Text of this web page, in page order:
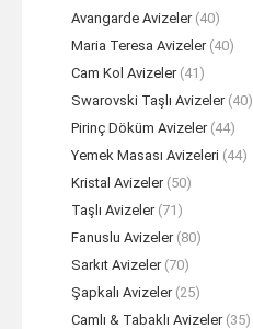
Avangarde Avizeler (40)
Maria Teresa Avizeler (40)
Cam Kol Avizeler (41)
Swarovski Taşlı Avizeler (40)
Pirinç Döküm Avizeler (44)
Yemek Masası Avizeleri (44)
Kristal Avizeler (50)
Taşlı Avizeler (71)
Fanuslu Avizeler (80)
Sarkıt Avizeler (70)
Şapkalı Avizeler (25)
Camlı & Tabaklı Avizeler (35)